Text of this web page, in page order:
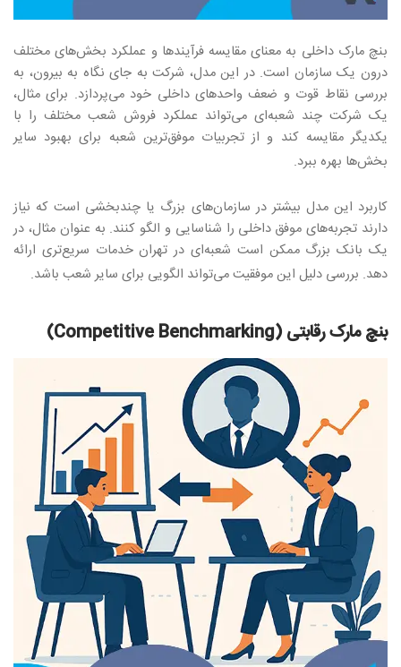
بنچ مارک داخلی به معنای مقایسه فرآیندها و عملکرد بخش‌های مختلف
درون یک سازمان است. در این مدل، شرکت به جای نگاه به بیرون، به
بررسی نقاط قوت و ضعف واحدهای داخلی خود می‌پردازد. برای مثال،
یک شرکت چند شعبه‌ای می‌تواند عملکرد فروش شعب مختلف را با
یکدیگر مقایسه کند و از تجربیات موفق‌ترین شعبه برای بهبود سایر
بخش‌ها بهره ببرد.
کاربرد این مدل بیشتر در سازمان‌های بزرگ یا چندبخشی است که نیاز
دارند تجربه‌های موفق داخلی را شناسایی و الگو کنند. به عنوان مثال، در
یک بانک بزرگ ممکن است شعبه‌ای در تهران خدمات سریع‌تری ارائه
دهد. بررسی دلیل این موفقیت می‌تواند الگویی برای سایر شعب باشد.
بنچ مارک رقابتی (Competitive Benchmarking)